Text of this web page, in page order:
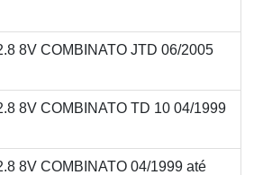
8V COMBINATO JTD 06/2005
8V COMBINATO TD 10 04/1999
8V COMBINATO 04/1999 até